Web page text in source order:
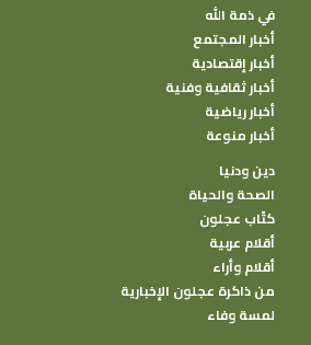
في ذمة الله
أخبار المجتمع
أخبار إقتصادية
أخبار ثقافية وفنية
أخبار رياضية
أخبار منوعة
دين ودنيا
الصحة والحياة
كتًاب عجلون
أقلام عربية
أقلام وأراء
من ذاكرة عجلون الإخبارية
لمسة وفاء